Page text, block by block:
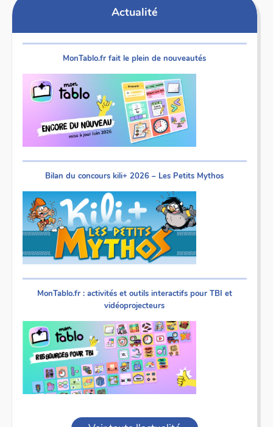
Actualité
MonTablo.fr fait le plein de nouveautés
Bilan du concours kili+ 2026 – Les Petits Mythos
MonTablo.fr : activités et outils interactifs pour TBI et
vidéoprojecteurs